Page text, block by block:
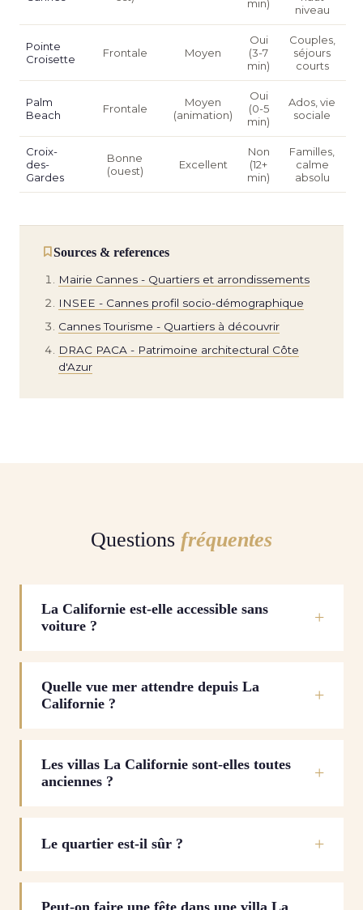
min)
niveau
Pointe
Croisette
Frontale Moyen
Oui
(3-7
min)
Couples,
séjours
courts
Palm
Beach
Frontale
Moyen
(animation)
Oui
(0-5
min)
Ados, vie
sociale
Croix-
des-
Gardes
Bonne
(ouest)
Excellent
Non
(12+
min)
Familles,
calme
absolu
Sources & references
Mairie Cannes - Quartiers et arrondissements
INSEE - Cannes profil socio-démographique
Cannes Tourisme - Quartiers à découvrir
DRAC PACA - Patrimoine architectural Côte
d'Azur
Questions fréquentes
La Californie est-elle accessible sans
voiture ?
Quelle vue mer attendre depuis La
Californie ?
Les villas La Californie sont-elles toutes
anciennes ?
Le quartier est-il sûr ?
Peut-on faire une fête dans une villa La